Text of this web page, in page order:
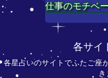
仕事のモチベ
各サイ
各星占いのサイトでふたご座
き